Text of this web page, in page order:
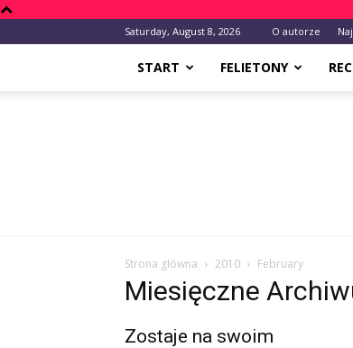
Saturday, August 8, 2026 O autorze
START FELIETONY
Strona główna 2010 February
Miesięczne
Zostaje na swoim